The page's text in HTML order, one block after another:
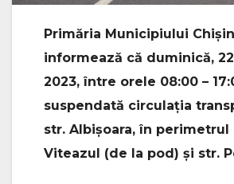
Primăria Municipiului
informează că duminică,
2023, între orele 08:00 –
suspendată circulația
str. Albișoara, în perimetrul
Viteazul (de la pod) și str.